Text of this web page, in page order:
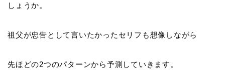
しょうか。
祖父が忠告として言いたかったセリフも想像しながら
先ほどの2つのパターンから予測していきます。